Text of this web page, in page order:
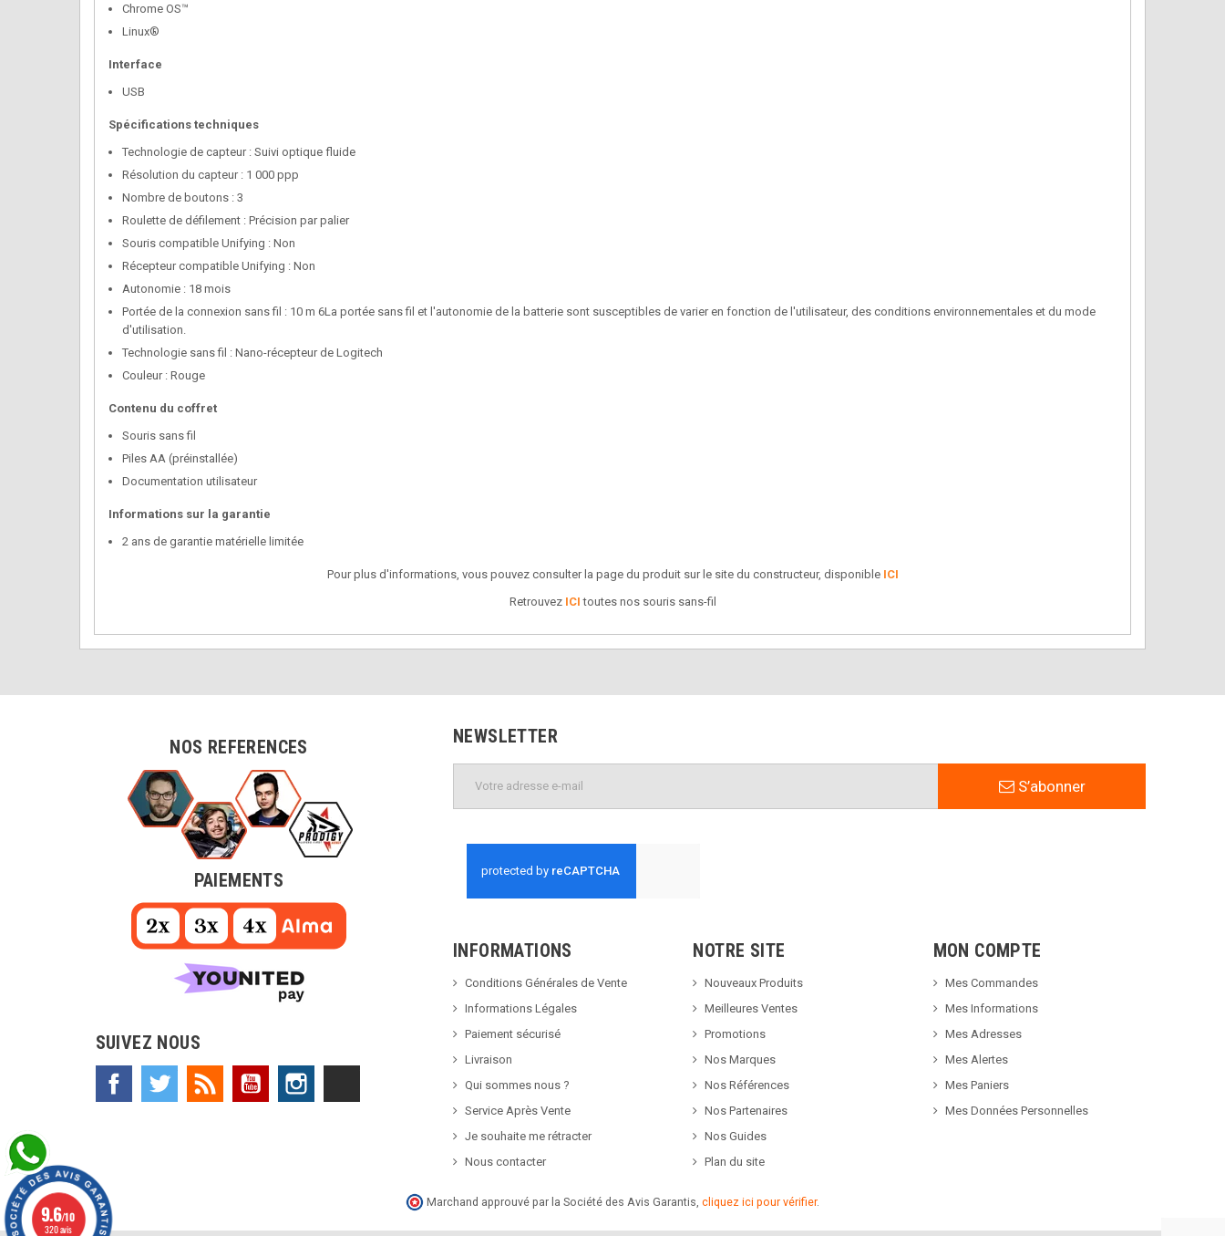
Chrome OS™
Linux®
Interface
USB
Spécifications techniques
Technologie de capteur : Suivi optique fluide
Résolution du capteur : 1 000 ppp
Nombre de boutons : 3
Roulette de défilement : Précision par palier
Souris compatible Unifying : Non
Récepteur compatible Unifying : Non
Autonomie : 18 mois
Portée de la connexion sans fil : 10 m 6La portée sans fil et l'autonomie de la batterie sont susceptibles de varier en fonction de l'utilisateur, des conditions environnementales et du mode
d'utilisation.
Technologie sans fil : Nano-récepteur de Logitech
Couleur : Rouge
Contenu du coffret
Souris sans fil
Piles AA (préinstallée)
Documentation utilisateur
Informations sur la garantie
2 ans de garantie matérielle limitée
Pour plus d'informations, vous pouvez consulter la page du produit sur le site du constructeur, disponible ICI
Retrouvez ICI toutes nos souris sans-fil
NOS REFERENCES
PAIEMENTS
SUIVEZ NOUS
Facebook Twitter Rss YouTube
NEWSLETTER
S’abonner
INFORMATIONS
Conditions Générales de Vente
Informations Légales
Paiement sécurisé
Livraison
Qui sommes nous ?
Service Après Vente
Je souhaite me rétracter
Nous contacter
NOTRE SITE
Nouveaux Produits
Meilleures Ventes
Promotions
Nos Marques
Nos Références
Nos Partenaires
Nos Guides
Plan du site
MON COMPTE
Mes Commandes
Mes Informations
Mes Adresses
Mes Alertes
Mes Paniers
Mes Données Personnelles
Marchand approuvé par la Société des Avis Garantis, cliquez ici pour vérifier.
9.6/10
320 avis